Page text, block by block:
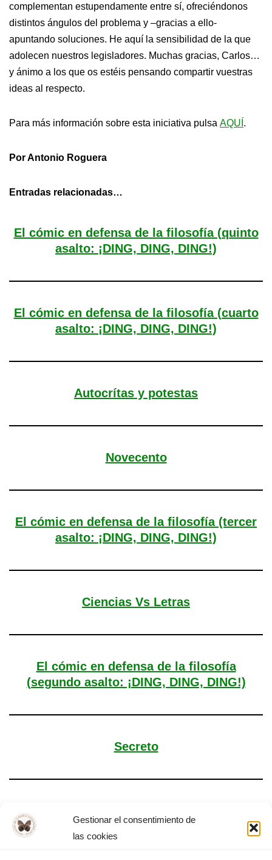
Gestionar el consentimiento de
las cookies
complementan estupendamente entre sí, ofreciéndonos
distintos ángulos del problema y –gracias a ello-
apuntando soluciones. He aquí la sensibilidad de la que
adolecen nuestros legisladores. Muchas gracias, Carlos…
y ánimo a los que os estéis pensando compartir vuestras
ideas al respecto.
Para más información sobre esta iniciativa pulsa AQUÍ .
Por Antonio Roguera
Entradas relacionadas…
El cómic en defensa de la filosofía (quinto
asalto: ¡DING, DING, DING!)
El cómic en defensa de la filosofía (cuarto
asalto: ¡DING, DING, DING!)
Autocrítas y potestas
Novecento
El cómic en defensa de la filosofía (tercer
asalto: ¡DING, DING, DING!)
Ciencias Vs Letras
El cómic en defensa de la filosofía
(segundo asalto: ¡DING, DING, DING!)
Secreto